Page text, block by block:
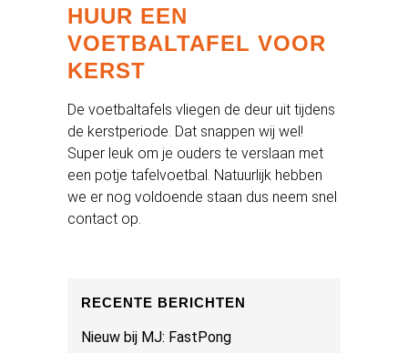
HUUR EEN
VOETBALTAFEL VOOR
KERST
De voetbaltafels vliegen de deur uit tijdens
de kerstperiode. Dat snappen wij wel!
Super leuk om je ouders te verslaan met
een potje tafelvoetbal. Natuurlijk hebben
we er nog voldoende staan dus neem snel
contact op.
RECENTE BERICHTEN
Nieuw bij MJ: FastPong